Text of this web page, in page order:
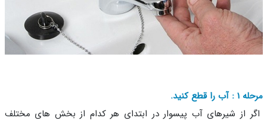
قطع کنید.
از شیرهای آب پیسوار در ابتدای هر کدام از بخش های مختلف